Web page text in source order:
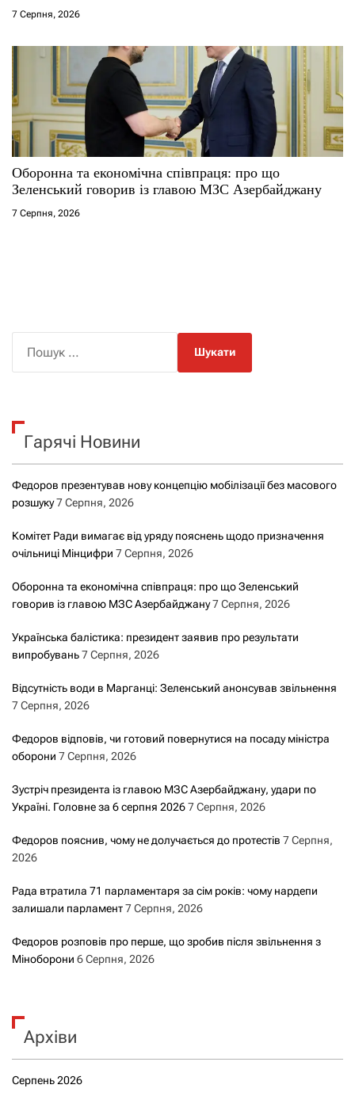
7 Серпня, 2026
Оборонна та економічна співпраця: про що
Зеленський говорив із главою МЗС Азербайджану
7 Серпня, 2026
к
Гарячі Новини
Федоров презентував нову концепцію мобілізації без масового
розшуку7 Серпня, 2026
Комітет Ради вимагає від уряду пояснень щодо призначення
очільниці Мінцифри 7 Серпня, 2026
Оборонна та економічна співпраця: про що Зеленський
говорив із главою МЗС Азербайджану7 Серпня, 2026
Українська балістика: президент заявив про результати
випробувань7 Серпня, 2026
Відсутність води в Марганці: Зеленський анонсував звільнення
7 Серпня, 2026
Федоров відповів, чи готовий повернутися на посаду міністра
оборони 7 Серпня, 2026
Зустріч президента із главою МЗС Азербайджану, удари по
Україні. Головне за 6 серпня 20267 Серпня, 2026
Федоров пояснив, чому не долучається до протестів 7 Серпня,
2026
Рада втратила 71 парламентаря за сім років: чому нардепи
залишали парламент7 Серпня, 2026
Федоров розповів про перше, що зробив після звільнення з
Міноборони 6 Серпня, 2026
Архіви
Серпень 2026